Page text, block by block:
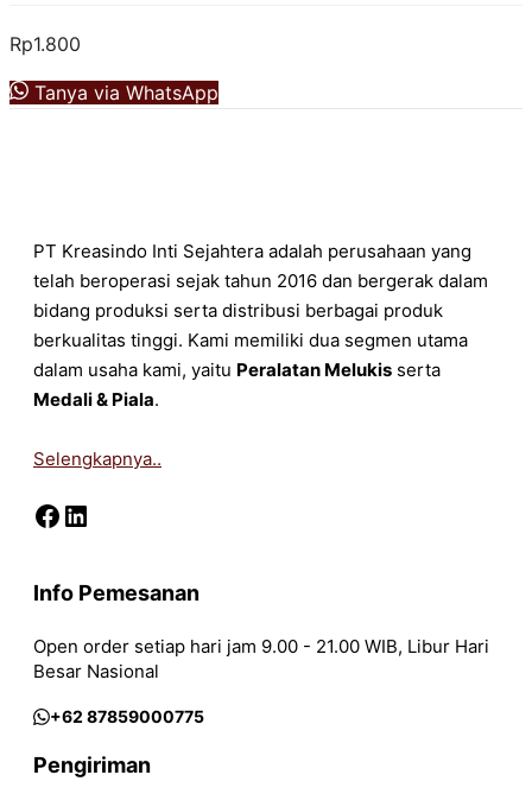
Rp1.800
Tanya via WhatsApp
PT Kreasindo Inti Sejahtera adalah perusahaan yang
telah beroperasi sejak tahun 2016 dan bergerak dalam
bidang produksi serta distribusi berbagai produk
berkualitas tinggi. Kami memiliki dua segmen utama
dalam usaha kami, yaitu Peralatan Melukis serta
Medali & Piala.
Selengkapnya..
Facebook LinkedIn
Info Pemesanan
Open order setiap hari jam 9.00 - 21.00 WIB, Libur Hari
Besar Nasional
+62 87859000775
Pengiriman